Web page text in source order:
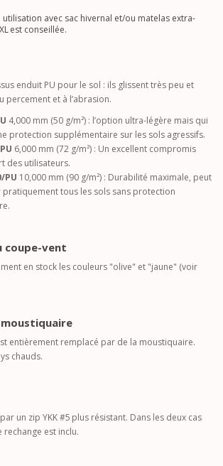
avec sac hivernal et/ou matelas extra-
est conseillée.
enduit PU pour le sol : ils glissent très peu et
percement et à l’abrasion.
4,000 mm (50 g/m²) : l’option ultra-légère mais qui
protection supplémentaire sur les sols agressifs.
6,000 mm (72 g/m²) : Un excellent compromis
des utilisateurs.
PU 10,000 mm (90 g/m²) : Durabilité maximale, peut
pratiquement tous les sols sans protection
coupe-vent
en stock les couleurs "olive" et "jaune" (voir
entièrement remplacé par de la moustiquaire.
chauds.
un zip YKK #5 plus résistant. Dans les deux cas
rechange est inclu.